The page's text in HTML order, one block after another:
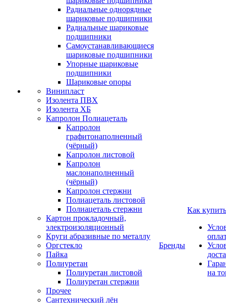
Радиальные однорядные
шариковые подшипники
Радиальные шариковые
подшипники
Самоустанавливающиеся
шариковые подшипники
Упорные шариковые
подшипники
Шариковые опоры
Винипласт
Изолента ПВХ
Изолента ХБ
Капролон Полиацеталь
Капролон
графитонаполненный
(чёрный)
Капролон листовой
Капролон
маслонаполненный
(чёрный)
Капролон стержни
Полиацеталь листовой
Полиацеталь стержни
Картон прокладочный,
электроизоляционный
Круги абразивные по металлу
Оргстекло
Пайка
Полиуретан
Полиуретан листовой
Полиуретан стержни
Прочее
Сантехнический лён
Бренды
Как купить
на